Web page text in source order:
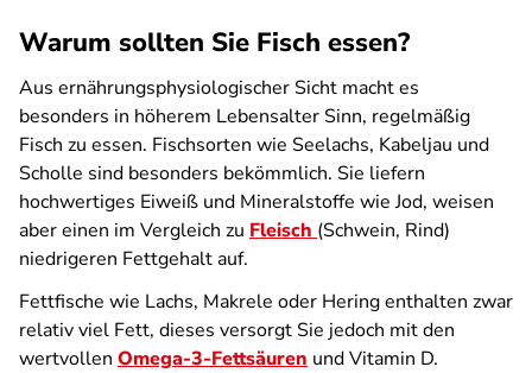
Warum sollten Sie Fisch essen?
Aus ernährungsphysiologischer Sicht macht es
besonders in höherem Lebensalter Sinn, regelmäßig
Fisch zu essen. Fischsorten wie Seelachs, Kabeljau und
Scholle sind besonders bekömmlich. Sie liefern
hochwertiges Eiweiß und Mineralstoffe wie Jod, weisen
aber einen im Vergleich zu Fleisch (Schwein, Rind)
niedrigeren Fettgehalt auf.
Fettfische wie Lachs, Makrele oder Hering enthalten zwar
relativ viel Fett, dieses versorgt Sie jedoch mit den
wertvollen Omega-3-Fettsäuren und Vitamin D.